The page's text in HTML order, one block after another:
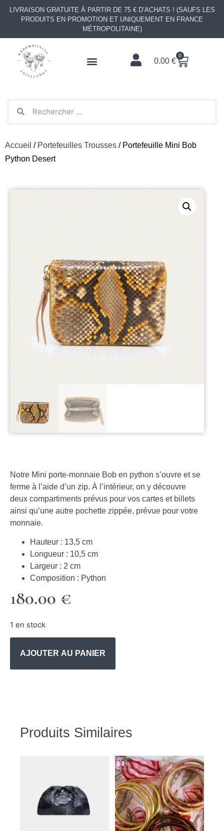
LIVRAISON GRATUITE À PARTIR DE 75 € D’ACHATS ! (SAUFS LES
PRODUITS EN PROMOTION ET UNIQUEMENT EN FRANCE
MÉTROPOLITAINE)
0.00€
0
Accueil / Portefeuilles Trousses / Portefeuille Mini Bob
Python Desert
Notre Mini porte-monnaie Bob en python s’ouvre et se
ferme à l’aide d’un zip. À l’intérieur, on y découvre
deux compartiments prévus pour vos cartes et billets
ainsi qu’une autre pochette zippée, prévue pour votre
monnaie.
Hauteur : 13,5 cm
Longueur : 10,5 cm
Largeur : 2 cm
Composition : Python
180.00 €
1 en stock
AJOUTER AU PANIER
Produits Similaires